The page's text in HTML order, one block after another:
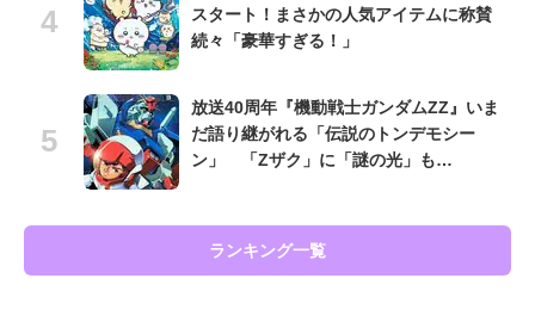
スタート！まさかの人気アイテムに称賛
続々「豪華すぎる！」
放送40周年『機動戦士ガンダムZZ』いま
だ語り継がれる「伝説のトンデモシー
ン」 「Zザク」に「謎の光」も…
ランキング一覧